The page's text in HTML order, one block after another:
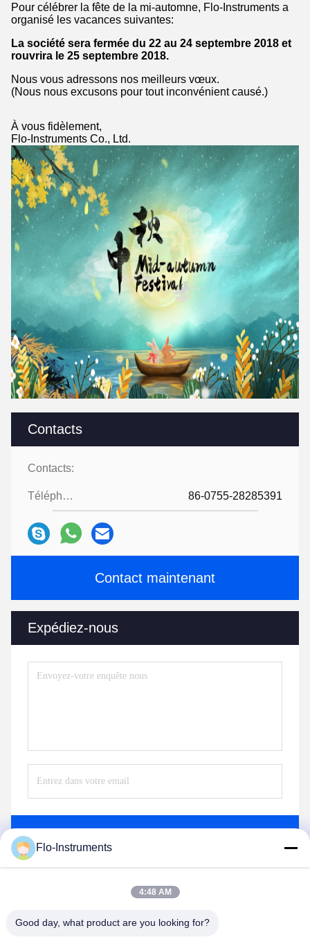
Contacts
Contacts:
Téléphone: 86-0755-28285391
Contact maintenant
Expédiez-nous
Pour célébrer la fête de la mi-automne, Flo-Instruments a
organisé les vacances suivantes:
La société sera fermée du 22 au 24 septembre 2018 et
rouvrira le 25 septembre 2018.
Nous vous adressons nos meilleurs vœux.
(Nous nous excusons pour tout inconvénient causé.)
À vous fidèlement,
Flo-Instruments Co., Ltd.
Flo-Instruments
4:48 AM
Good day, what product are you looking for?